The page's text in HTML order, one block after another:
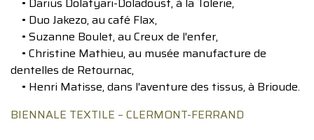
• Duo Jakezo, au café Flax,
• Suzanne Boulet, au Creux de l'enfer,
• Christine Mathieu, au musée manufacture de
dentelles de Retournac,
• Henri Matisse, dans l'aventure des tissus, à Brioude.
BIENNALE TEXTILE – CLERMONT-FERRAND